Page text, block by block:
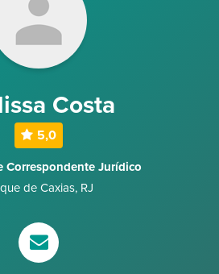
Costa
5,0
Correspondente Jurídico
de Caxias, RJ